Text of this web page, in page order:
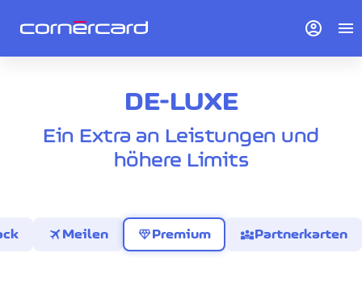
DE-LUXE
Ein Extra an Leistungen und
höhere Limits
travel Meilen diamondPremium diversity_3Partnerkarten
account_circle menu